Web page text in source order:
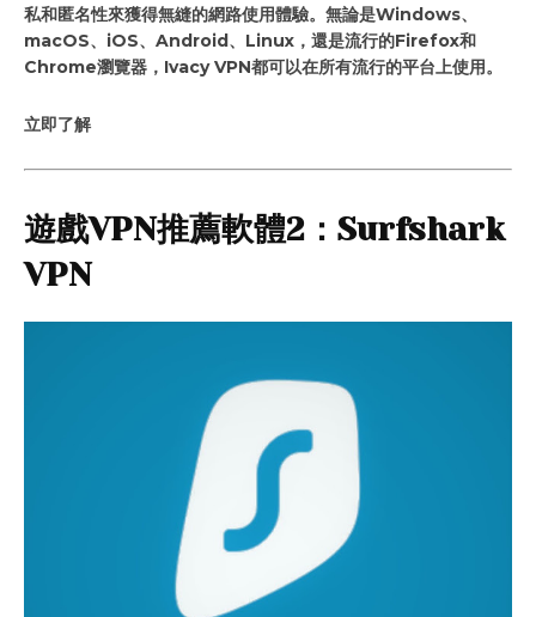
私和匿名性來獲得無縫的網路使用體驗。無論是Windows、
macOS、iOS、Android、Linux，還是流行的Firefox和
Chrome瀏覽器，Ivacy VPN都可以在所有流行的平台上使用。
立即了解
遊戲VPN推薦軟體2：Surfshark
VPN